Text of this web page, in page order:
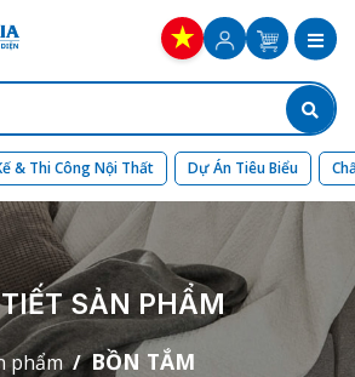
& Thi Công Nội Thất Dự Án Tiêu Biểu
SẢN PHẨM
phẩm BỒN TẮM